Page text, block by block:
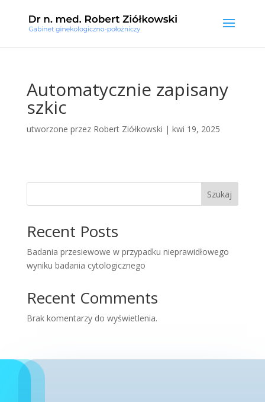
Automatycznie zapisany
szkic
utworzone przez Robert Ziółkowski | kwi 19, 2025
Szukaj
Recent Posts
Badania przesiewowe w przypadku nieprawidłowego
wyniku badania cytologicznego
Recent Comments
Brak komentarzy do wyświetlenia.